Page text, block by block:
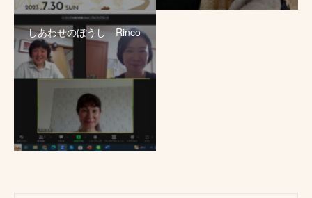
しあわせのぼうし Rinco